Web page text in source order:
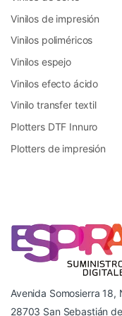
Vinilos de impresión
Vinilos poliméricos
Vinilos espejo
Vinilos efecto ácido
Vinilo transfer textil
Plotters DTF Innuro
Plotters de impresión
Avenida Somosierra 18,
28703 San Sebastián